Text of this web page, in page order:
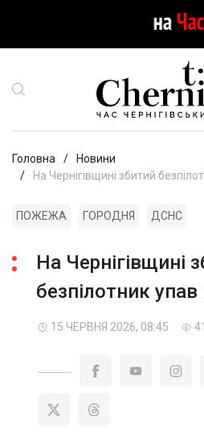
Головна
Новини
На Чернігівщині збитий
ПОЖЕЖА ГОРОДНЯ ДСНС
На Чернігівщині
безпілотник упав
15 ЧЕРВНЯ 2026, 08:45